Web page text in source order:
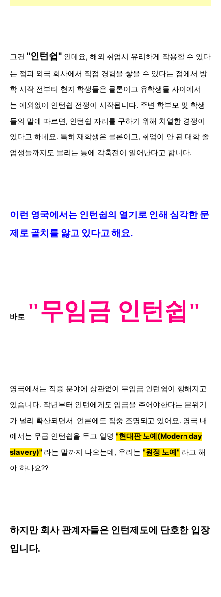
그건 "인턴쉽" 인데요, 해외 취업시 유리하게 작용할 수 있다
는 점과 외국 회사에서 직접 경험을 쌓을 수 있다는 점에서 방
학 시작 전부터 현지 학생들은 물론이고 유학생들 사이에서
는 예외없이 인턴쉽 전쟁이 시작됩니다. 주변 학부모 및 학생
들의 말에 따르면, 인턴쉽 자리를 구하기 위해 치열한 경쟁이
있다고 하네요. 특히 재학생은 물론이고, 취업이 안 된 대학 졸
업생들까지도 몰리는 통에 각축전이 일어난다고 합니다.
이런 영국에서는 인턴쉽의 열기로 인해 심각한 문
제로 골치를 앓고 있다고 해요.
바로 "무임금 인턴쉽"
영국에서는 직종 분야에 상관없이 무임금 인턴쉽이 행해지고
있습니다. 작년부터 인턴에게도 임금을 주어야한다는 분위기
가 널리 확산되면서, 언론에도 집중 조명되고 있어요. 영국 내
에서는 무급 인턴쉽을 두고 일명 "현대판 노예(Modern day
slavery)" 라는 말까지 나오는데, 우리는 "원정 노예" 라고 해
야 하나요??
하지만 회사 관계자들은 인턴제도에 단호한 입장
입니다.